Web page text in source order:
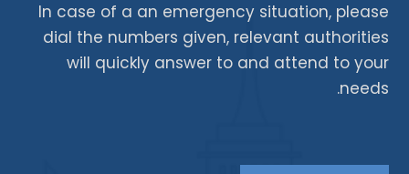
In case of a an emergency situation, please
dial the numbers given, relevant authorities
will quickly answer to and attend to your
needs.